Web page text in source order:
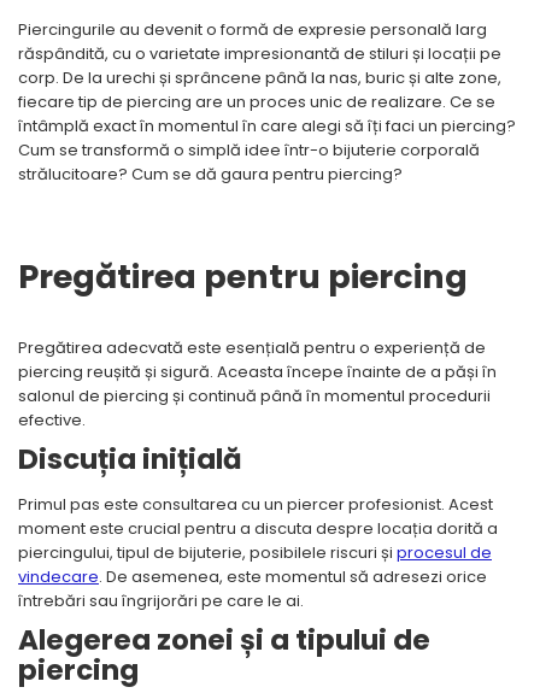
Inele
Lanturi
Bratari
Talismane
Verighete
Bijuterii din argint placate cu aur
Piercingurile au devenit o formă de expresie personală larg
răspândită, cu o varietate impresionantă de stiluri și locații pe
corp. De la urechi și sprâncene până la nas, buric și alte zone,
fiecare tip de piercing are un proces unic de realizare. Ce se
întâmplă exact în momentul în care alegi să îți faci un piercing?
Cum se transformă o simplă idee într-o bijuterie corporală
strălucitoare? Cum se dă gaura pentru piercing?
Pregătirea pentru piercing
Pregătirea adecvată este esențială pentru o experiență de
piercing reușită și sigură. Aceasta începe înainte de a păși în
salonul de piercing și continuă până în momentul procedurii
efective.
Discuția inițială
Primul pas este consultarea cu un piercer profesionist. Acest
moment este crucial pentru a discuta despre locația dorită a
piercingului, tipul de bijuterie, posibilele riscuri și procesul de
vindecare. De asemenea, este momentul să adresezi orice
întrebări sau îngrijorări pe care le ai.
Alegerea zonei și a tipului de
piercing